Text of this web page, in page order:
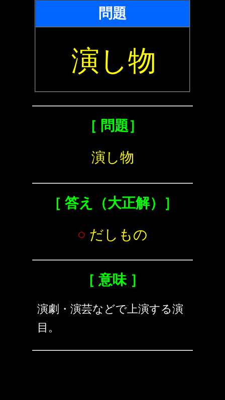
問題
演し物
［ 問題］
演し物
［ 答え（大正解）］
○ だしもの
［ 意味 ］
演劇・演芸などで上演する演
目。